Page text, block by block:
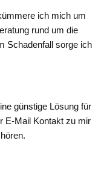
ich mich um
rund um die
Schadenfall sorge ich
günstige Lösung für
E-Mail Kontakt zu mir